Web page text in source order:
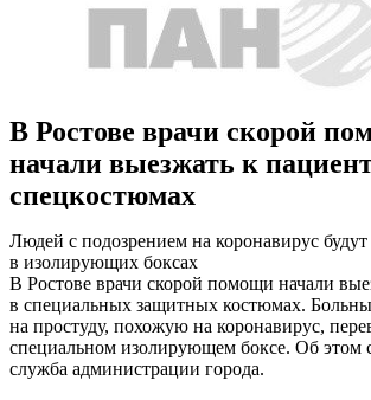
В Ростове врачи скорой
начали выезжать к
спецкостюмах
Людей с подозрением на коронавирус будут
в изолирующих боксах
В Ростове врачи скорой помощи начали
в специальных защитных костюмах.
на простуду, похожую на коронавирус,
специальном изолирующем боксе. Об этом
служба администрации города.